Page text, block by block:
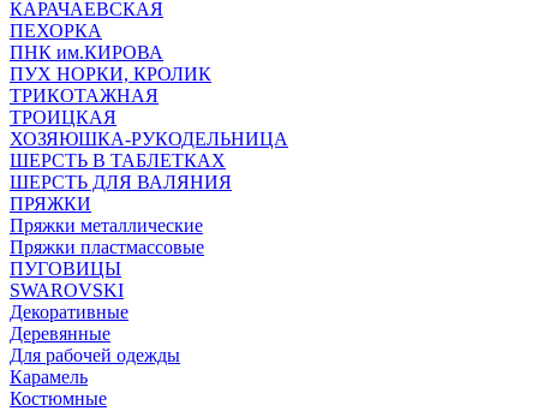
КАРАЧАЕВСКАЯ
ПЕХОРКА
ПНК им.КИРОВА
ПУХ НОРКИ, КРОЛИК
ТРИКОТАЖНАЯ
ТРОИЦКАЯ
ХОЗЯЮШКА-РУКОДЕЛЬНИЦА
ШЕРСТЬ В ТАБЛЕТКАХ
ШЕРСТЬ ДЛЯ ВАЛЯНИЯ
ПРЯЖКИ
Пряжки металлические
Пряжки пластмассовые
ПУГОВИЦЫ
SWAROVSKI
Декоративные
Деревянные
Для рабочей одежды
Карамель
Костюмные